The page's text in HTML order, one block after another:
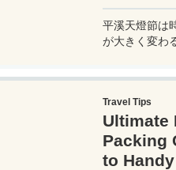
平溪天燈節は
が大きく変わ
Travel Tips
Ultimate
Packing
to